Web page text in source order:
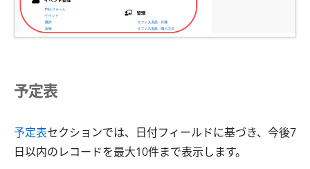
予定表
予定表セクションでは、日付フィールドに基づき、今後7
日以内のレコードを最大10件まで表示します。